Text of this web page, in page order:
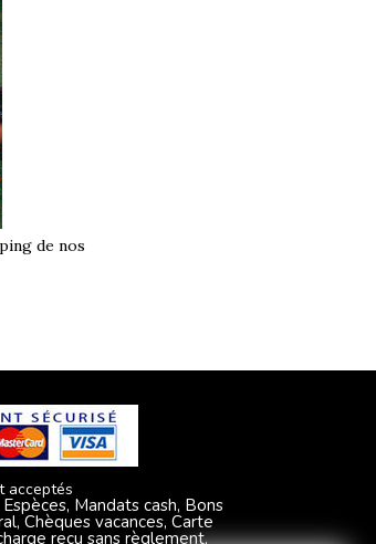
de nos
acceptés
Mandats cash, Bons
Chèques vacances, Carte
reçu sans règlement,